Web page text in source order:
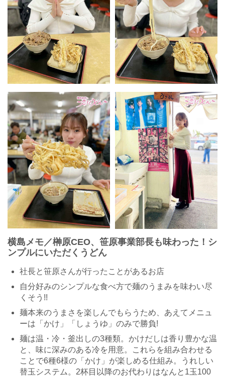
横島メモ／榊原CEO、笹原事業部長も味わった！シ
ンプルにいただくうどん
社長と笹原さんが行ったことがあるお店
自分好みのシンプルな食べ方で麺のうまみを味わい尽
くそう!!
麺本来のうまさを楽しんでもらうため、あえてメニュ
ーは「かけ」「しょうゆ」のみで勝負!
麺は温・冷・釜出しの3種類。かけだしは香り豊かな温
と、味に深みのある冷を用意。これらを組み合わせる
ことで6種6様の「かけ」が楽しめる仕組み。うれしい
替玉システム。2杯目以降のお代わりはなんと1玉100